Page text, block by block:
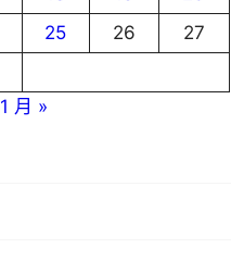
25 26
27
1 月 »